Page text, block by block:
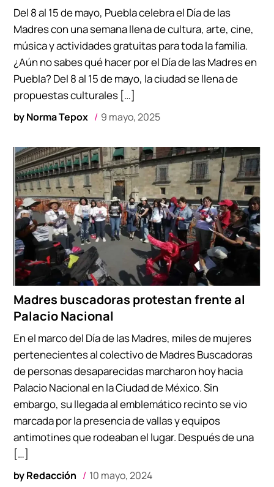
byNorma Tepox 9 mayo, 2025
Del 8 al 15 de mayo, Puebla celebra el Día de las
Madres con una semana llena de cultura, arte, cine,
música y actividades gratuitas para toda la familia.
¿Aún no sabes qué hacer por el Día de las Madres en
Puebla? Del 8 al 15 de mayo, la ciudad se llena de
propuestas culturales […]
Madres buscadoras protestan frente al
Palacio Nacional
byRedacción 10 mayo, 2024
En el marco del Día de las Madres, miles de mujeres
pertenecientes al colectivo de Madres Buscadoras
de personas desaparecidas marcharon hoy hacia
Palacio Nacional en la Ciudad de México. Sin
embargo, su llegada al emblemático recinto se vio
marcada por la presencia de vallas y equipos
antimotines que rodeaban el lugar. Después de una
[…]